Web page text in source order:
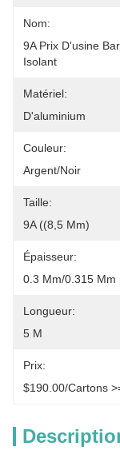
Nom:
9A Prix D'usine
Isolant
Matériel:
D'aluminium
Couleur:
Argent/noir
Taille:
9A ((8,5 Mm)
Épaisseur:
0.3 Mm/0.315 Mm
Longueur:
5 M
Prix:
$190.00/cartons